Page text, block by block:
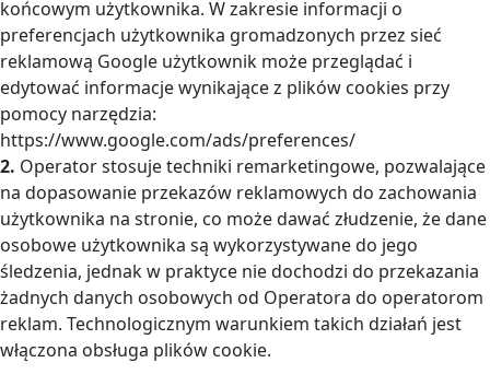
końcowym użytkownika. W zakresie informacji o
preferencjach użytkownika gromadzonych przez sieć
reklamową Google użytkownik może przeglądać i
edytować informacje wynikające z plików cookies przy
pomocy narzędzia:
https://www.google.com/ads/preferences/
2. Operator stosuje techniki remarketingowe, pozwalające
na dopasowanie przekazów reklamowych do zachowania
użytkownika na stronie, co może dawać złudzenie, że dane
osobowe użytkownika są wykorzystywane do jego
śledzenia, jednak w praktyce nie dochodzi do przekazania
żadnych danych osobowych od Operatora do operatorom
reklam. Technologicznym warunkiem takich działań jest
włączona obsługa plików cookie.